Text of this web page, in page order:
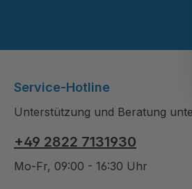
Service-Hotline
Unterstützung und Beratung
+49 2822 7131930
Mo-Fr, 09:00 - 16:30 Uhr